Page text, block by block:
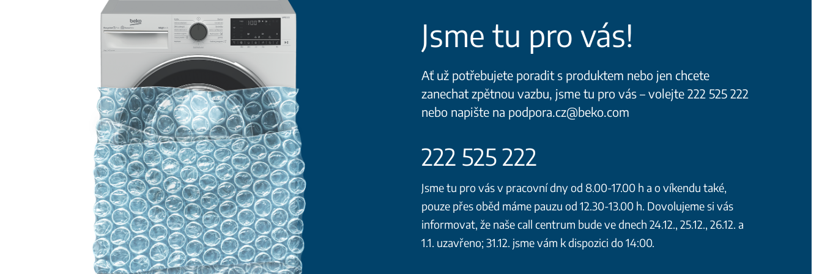
Jsme tu pro vás!
Ať už potřebujete poradit s produktem nebo jen chcete
zanechat zpětnou vazbu, jsme tu pro vás – volejte 222 525 222
nebo napište na podpora.cz@beko.com
222 525 222
Jsme tu pro vás v pracovní dny od 8.00-17.00 h a o víkendu také,
pouze přes oběd máme pauzu od 12.30-13.00 h. Dovolujeme si vás
informovat, že naše call centrum bude ve dnech 24.12., 25.12., 26.12. a
1.1. uzavřeno; 31.12. jsme vám k dispozici do 14:00.